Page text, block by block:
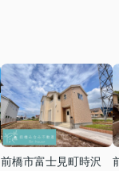
前橋市富士見町時沢